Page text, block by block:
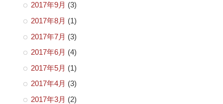
2017年9月 (3)
2017年8月 (1)
2017年7月 (3)
2017年6月 (4)
2017年5月 (1)
2017年4月 (3)
2017年3月 (2)